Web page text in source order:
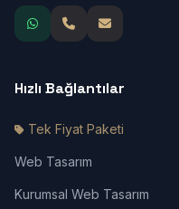
Hızlı Bağlantılar
Tek Fiyat Paketi
Web Tasarım
Kurumsal Web Tasarım